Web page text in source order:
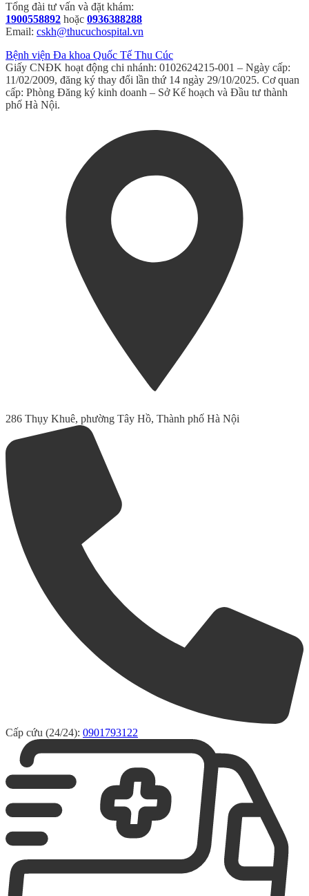
Tổng đài tư vấn và đặt khám:
1900558892 hoặc 0936388288
Email: cskh@thucuchospital.vn
Bệnh viện Đa khoa Quốc Tế Thu Cúc
Giấy CNĐK hoạt động chi nhánh: 0102624215-001 – Ngày cấp:
11/02/2009, đăng ký thay đổi lần thứ 14 ngày 29/10/2025. Cơ quan
cấp: Phòng Đăng ký kinh doanh – Sở Kế hoạch và Đầu tư thành
phố Hà Nội.
286 Thụy Khuê, phường Tây Hồ, Thành phố Hà Nội
Cấp cứu (24/24): 0901793122